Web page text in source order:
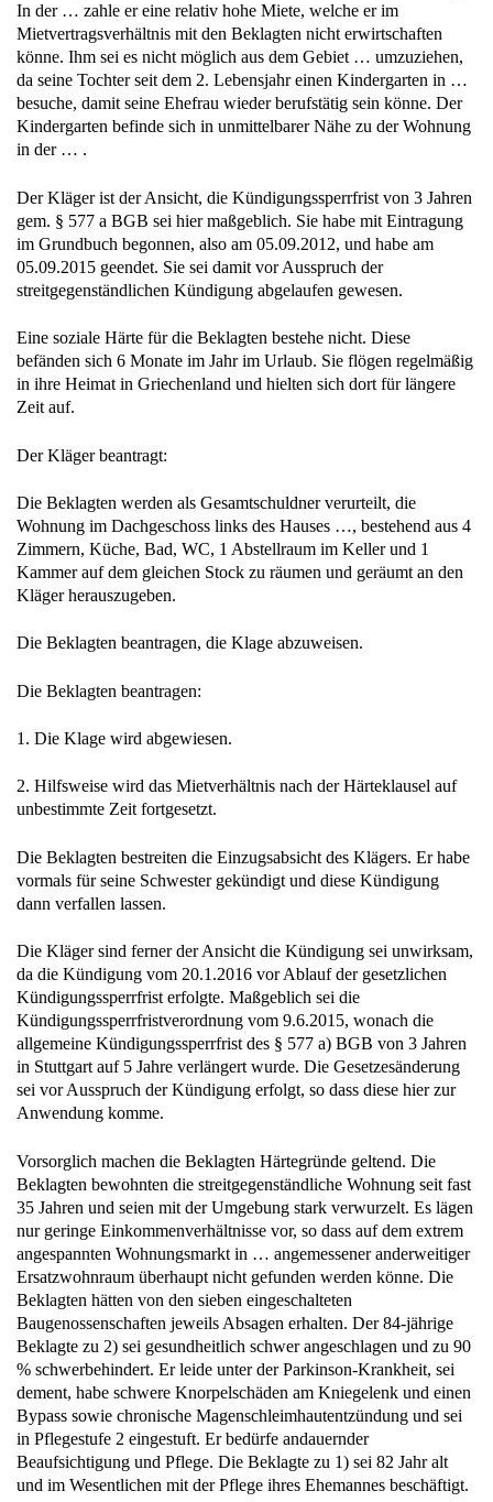
In der … zahle er eine relativ hohe Miete, welche er im
Mietvertragsverhältnis mit den Beklagten nicht erwirtschaften
könne. Ihm sei es nicht möglich aus dem Gebiet … umzuziehen,
da seine Tochter seit dem 2. Lebensjahr einen Kindergarten in …
besuche, damit seine Ehefrau wieder berufstätig sein könne. Der
Kindergarten befinde sich in unmittelbarer Nähe zu der Wohnung
in der … .
Der Kläger ist der Ansicht, die Kündigungssperrfrist von 3 Jahren
gem. § 577 a BGB sei hier maßgeblich. Sie habe mit Eintragung
im Grundbuch begonnen, also am 05.09.2012, und habe am
05.09.2015 geendet. Sie sei damit vor Ausspruch der
streitgegenständlichen Kündigung abgelaufen gewesen.
Eine soziale Härte für die Beklagten bestehe nicht. Diese
befänden sich 6 Monate im Jahr im Urlaub. Sie flögen regelmäßig
in ihre Heimat in Griechenland und hielten sich dort für längere
Zeit auf.
Der Kläger beantragt:
Die Beklagten werden als Gesamtschuldner verurteilt, die
Wohnung im Dachgeschoss links des Hauses …, bestehend aus 4
Zimmern, Küche, Bad, WC, 1 Abstellraum im Keller und 1
Kammer auf dem gleichen Stock zu räumen und geräumt an den
Kläger herauszugeben.
Die Beklagten beantragen, die Klage abzuweisen.
Die Beklagten beantragen:
1. Die Klage wird abgewiesen.
2. Hilfsweise wird das Mietverhältnis nach der Härteklausel auf
unbestimmte Zeit fortgesetzt.
Die Beklagten bestreiten die Einzugsabsicht des Klägers. Er habe
vormals für seine Schwester gekündigt und diese Kündigung
dann verfallen lassen.
Die Kläger sind ferner der Ansicht die Kündigung sei unwirksam,
da die Kündigung vom 20.1.2016 vor Ablauf der gesetzlichen
Kündigungssperrfrist erfolgte. Maßgeblich sei die
Kündigungssperrfristverordnung vom 9.6.2015, wonach die
allgemeine Kündigungssperrfrist des § 577 a) BGB von 3 Jahren
in Stuttgart auf 5 Jahre verlängert wurde. Die Gesetzesänderung
sei vor Ausspruch der Kündigung erfolgt, so dass diese hier zur
Anwendung komme.
Vorsorglich machen die Beklagten Härtegründe geltend. Die
Beklagten bewohnten die streitgegenständliche Wohnung seit fast
35 Jahren und seien mit der Umgebung stark verwurzelt. Es lägen
nur geringe Einkommenverhältnisse vor, so dass auf dem extrem
angespannten Wohnungsmarkt in … angemessener anderweitiger
Ersatzwohnraum überhaupt nicht gefunden werden könne. Die
Beklagten hätten von den sieben eingeschalteten
Baugenossenschaften jeweils Absagen erhalten. Der 84-jährige
Beklagte zu 2) sei gesundheitlich schwer angeschlagen und zu 90
% schwerbehindert. Er leide unter der Parkinson-Krankheit, sei
dement, habe schwere Knorpelschäden am Kniegelenk und einen
Bypass sowie chronische Magenschleimhautentzündung und sei
in Pflegestufe 2 eingestuft. Er bedürfe andauernder
Beaufsichtigung und Pflege. Die Beklagte zu 1) sei 82 Jahr alt
und im Wesentlichen mit der Pflege ihres Ehemannes beschäftigt.